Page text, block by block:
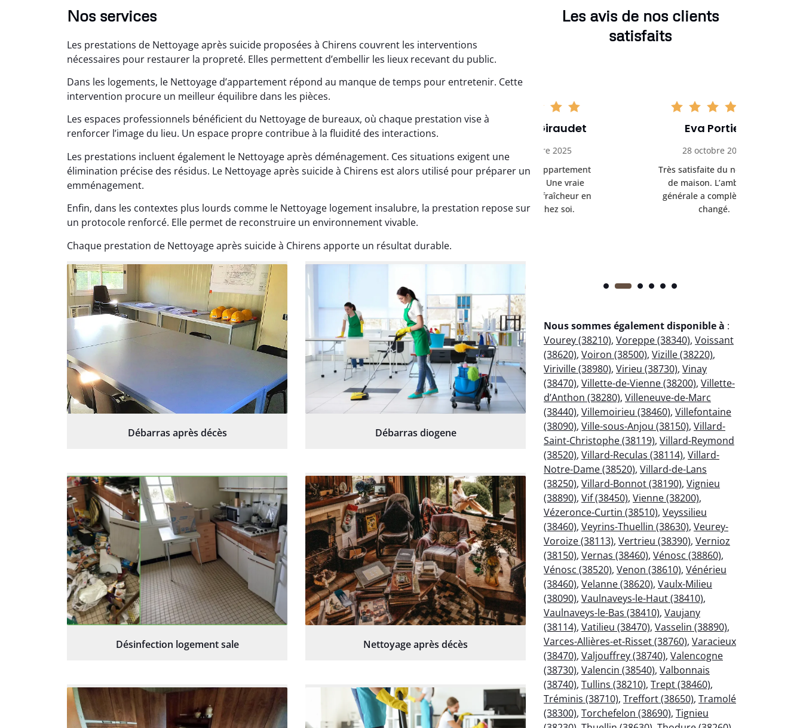
Nos services
Les prestations de Nettoyage après suicide proposées à Chirens couvrent les interventions
nécessaires pour restaurer la propreté. Elles permettent d’embellir les lieux recevant du public.
Dans les logements, le Nettoyage d’appartement répond au manque de temps pour entretenir. Cette
intervention procure un meilleur équilibre dans les pièces.
Les espaces professionnels bénéficient du Nettoyage de bureaux, où chaque prestation vise à
renforcer l’image du lieu. Un espace propre contribue à la fluidité des interactions.
Les prestations incluent également le Nettoyage après déménagement. Ces situations exigent une
élimination précise des résidus. Le Nettoyage après suicide à Chirens est alors utilisé pour préparer un
emménagement.
Enfin, dans les contextes plus lourds comme le Nettoyage logement insalubre, la prestation repose sur
un protocole renforcé. Elle permet de reconstruire un environnement vivable.
Chaque prestation de Nettoyage après suicide à Chirens apporte un résultat durable.
Débarras après décès Débarras diogene
Désinfection logement sale Nettoyage après décès
Les avis de nos clients
satisfaits
Léana Gresset
15 décembre 2025
Nettoyage après chantier
proprement.
Noham Giraudet
16 octobre 2025
Nettoyage d’appartement
rentrant chez soi.
Très satisfaite du nettoyage
de maison. L’ambiance
générale a complètement
Nous sommes également disponible à :
Vourey (38210), Voreppe (38340), Voissant
(38620), Voiron (38500), Vizille (38220),
Viriville (38980), Virieu (38730), Vinay
(38470), Villette-de-Vienne (38200), Villette-
d’Anthon (38280), Villeneuve-de-Marc
(38440), Villemoirieu (38460), Villefontaine
(38090), Ville-sous-Anjou (38150), Villard-
Saint-Christophe (38119), Villard-Reymond
(38520), Villard-Reculas (38114), Villard-
Notre-Dame (38520), Villard-de-Lans
(38250), Villard-Bonnot (38190), Vignieu
(38890), Vif (38450), Vienne (38200),
Vézeronce-Curtin (38510), Veyssilieu
(38460), Veyrins-Thuellin (38630), Veurey-
Voroize (38113), Vertrieu (38390), Vernioz
(38150), Vernas (38460), Vénosc (38860),
Vénosc (38520), Venon (38610), Vénérieu
(38460), Velanne (38620), Vaulx-Milieu
(38090), Vaulnaveys-le-Haut (38410),
Vaulnaveys-le-Bas (38410), Vaujany
(38114), Vatilieu (38470), Vasselin (38890),
Varces-Allières-et-Risset (38760), Varacieux
(38470), Valjouffrey (38740), Valencogne
(38730), Valencin (38540), Valbonnais
(38740), Tullins (38210), Trept (38460),
Tréminis (38710), Treffort (38650), Tramolé
(38300), Torchefelon (38690), Tignieu